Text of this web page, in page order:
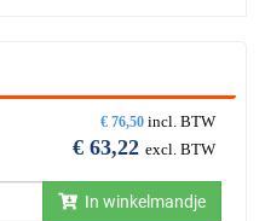
€ 76,50 incl. BTW
€ 63,22 excl. BTW
In winkelmandje